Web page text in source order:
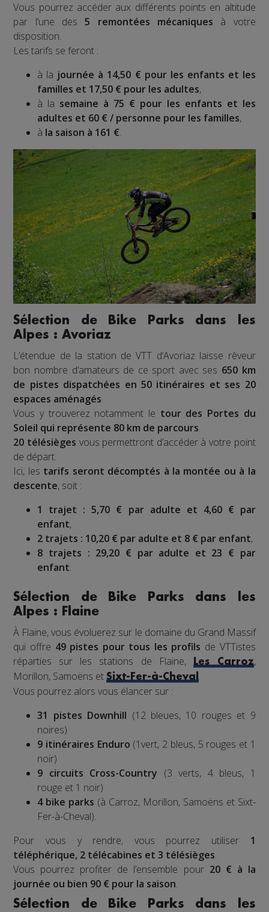
Vous pourrez accéder aux différents points en altitude
par l’une des5 remontées mécaniques à votre
disposition.
Les tarifs se feront :
à la journée à 14,50 € pour les enfants et les
familles et 17,50 € pour les adultes,
à la semaine à 75 € pour les enfants et les
adultes et 60 € / personne pour les familles,
à la saison à 161 €.
Sélection de Bike Parks dans les
Alpes : Avoriaz
L’étendue de la station de VTT d’Avoriaz laisse rêveur
bon nombre d’amateurs de ce sport avec ses 650 km
de pistes dispatchées en 50 itinéraires et ses 20
espaces aménagés.
Vous y trouverez notamment le tour des Portes du
Soleil qui représente 80 km de parcours.
20 télésièges vous permettront d’accéder à votre point
de départ.
Ici, les tarifs seront décomptés à la montée ou à la
descente, soit :
1 trajet : 5,70 € par adulte et 4,60 € par
enfant,
2 trajets : 10,20 € par adulte et 8 € par enfant,
8 trajets : 29,20 € par adulte et 23 € par
enfant.
Sélection de Bike Parks dans les
Alpes : Flaine
À Flaine, vous évoluerez sur le domaine du Grand Massif
qui offre 49 pistes pour tous les profils de VTTistes
réparties sur les stations de Flaine,
Les Carroz,
Morillon, Samoëns etSixt-Fer-à-Cheval .
Vous pourrez alors vous élancer sur :
31 pistes Downhill (12 bleues, 10 rouges et 9
noires)
9 itinéraires Enduro (1vert, 2 bleus, 5 rouges et 1
noir)
9 circuits Cross-Country (3 verts, 4 bleus, 1
rouge et 1 noir)
4 bike parks (à Carroz, Morillon, Samoëns et Sixt-
Fer-à-Cheval).
Pour vous y rendre, vous pourrez utiliser 1
téléphérique, 2 télécabines et 3 télésièges.
Vous pourrez profiter de l’ensemble pour 20 € à la
journée ou bien 90 € pour la saison.
Sélection de Bike Parks dans les